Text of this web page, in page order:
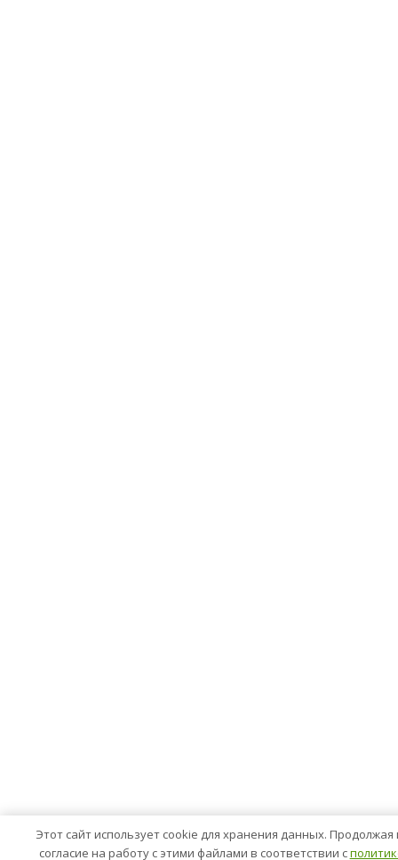
Этот сайт использует cookie для хранения данных.
согласие на работу с этими файлами в соответствии с